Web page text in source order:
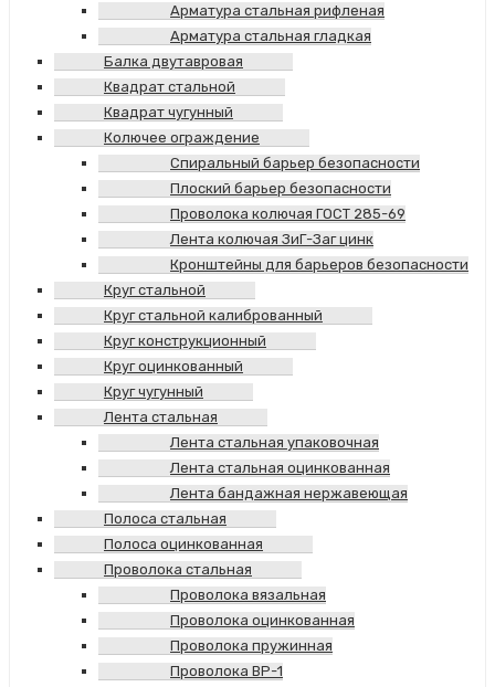
Арматура стальная рифленая
Арматура стальная гладкая
Балка двутавровая
Квадрат стальной
Квадрат чугунный
Колючее ограждение
Спиральный барьер безопасности
Плоский барьер безопасности
Проволока колючая ГОСТ 285-69
Лента колючая ЗиГ-Заг цинк
Кронштейны для барьеров безопасности
Круг стальной
Круг стальной калиброванный
Круг конструкционный
Круг оцинкованный
Круг чугунный
Лента стальная
Лента стальная упаковочная
Лента стальная оцинкованная
Лента бандажная нержавеющая
Полоса стальная
Полоса оцинкованная
Проволока стальная
Проволока вязальная
Проволока оцинкованная
Проволока пружинная
Проволока ВР-1